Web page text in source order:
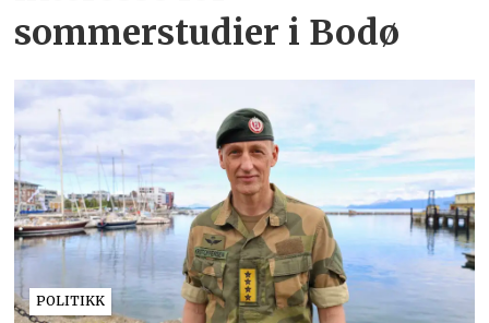
sommerstudier i Bodø
POLITIKK